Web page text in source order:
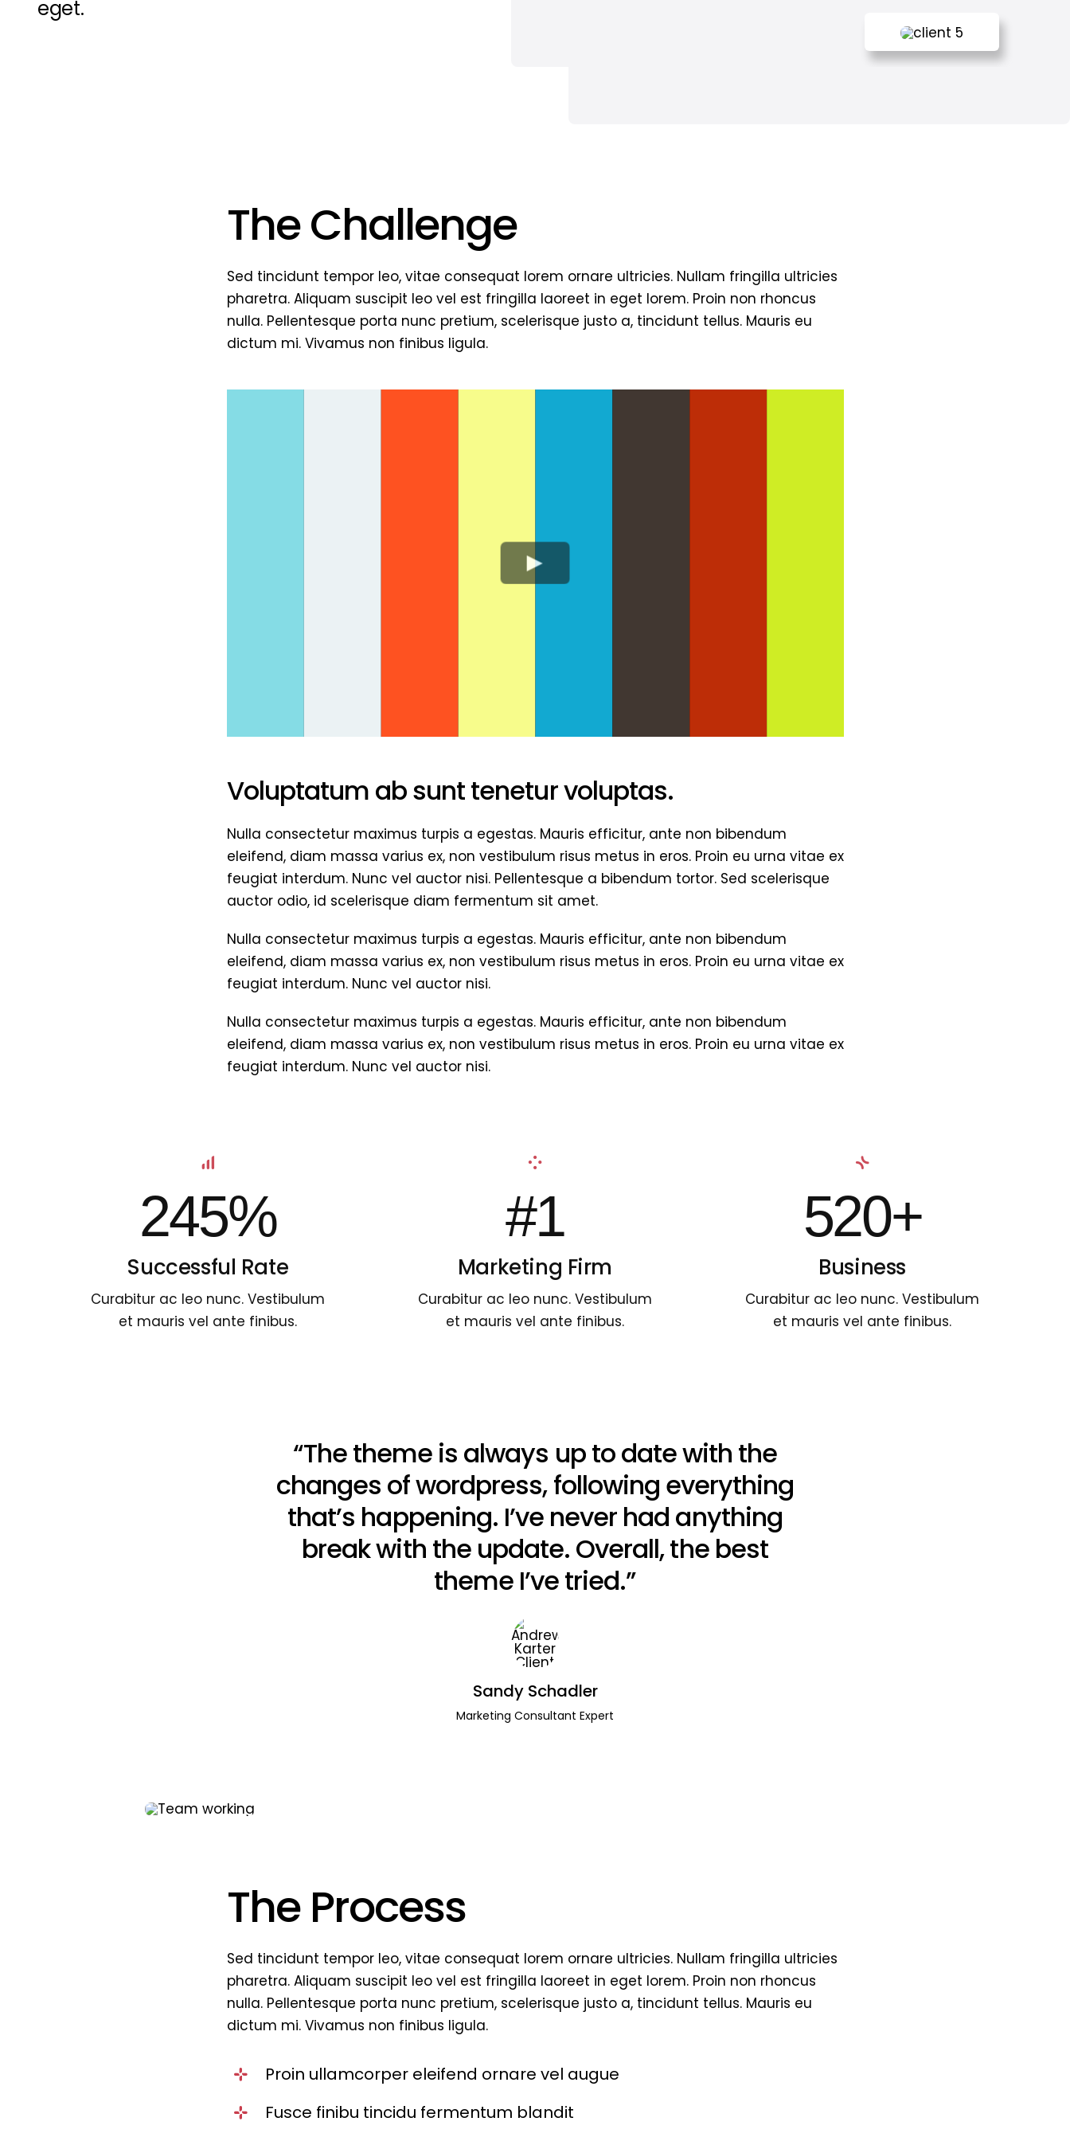
eget.
The Challenge
Sed tincidunt tempor leo, vitae consequat lorem ornare ultricies. Nullam fringilla ultricies
pharetra. Aliquam suscipit leo vel est fringilla laoreet in eget lorem. Proin non rhoncus
nulla. Pellentesque porta nunc pretium, scelerisque justo a, tincidunt tellus. Mauris eu
dictum mi. Vivamus non finibus ligula.
Voluptatum ab sunt tenetur voluptas.
Nulla consectetur maximus turpis a egestas. Mauris efficitur, ante non bibendum
eleifend, diam massa varius ex, non vestibulum risus metus in eros. Proin eu urna vitae ex
feugiat interdum. Nunc vel auctor nisi. Pellentesque a bibendum tortor. Sed scelerisque
auctor odio, id scelerisque diam fermentum sit amet.
Nulla consectetur maximus turpis a egestas. Mauris efficitur, ante non bibendum
eleifend, diam massa varius ex, non vestibulum risus metus in eros. Proin eu urna vitae ex
feugiat interdum. Nunc vel auctor nisi.
Nulla consectetur maximus turpis a egestas. Mauris efficitur, ante non bibendum
eleifend, diam massa varius ex, non vestibulum risus metus in eros. Proin eu urna vitae ex
feugiat interdum. Nunc vel auctor nisi.
245%
Successful Rate
Curabitur ac leo nunc. Vestibulum
et mauris vel ante finibus.
#1
Marketing Firm
Curabitur ac leo nunc. Vestibulum
et mauris vel ante finibus.
520+
Business
Curabitur ac leo nunc. Vestibulum
et mauris vel ante finibus.
“The theme is always up to date with the
changes of wordpress, following everything
that’s happening. I’ve never had anything
break with the update. Overall, the best
theme I’ve tried.”
Sandy Schadler
Marketing Consultant Expert
The Process
Sed tincidunt tempor leo, vitae consequat lorem ornare ultricies. Nullam fringilla ultricies
pharetra. Aliquam suscipit leo vel est fringilla laoreet in eget lorem. Proin non rhoncus
nulla. Pellentesque porta nunc pretium, scelerisque justo a, tincidunt tellus. Mauris eu
dictum mi. Vivamus non finibus ligula.
Proin ullamcorper eleifend ornare vel augue
Fusce finibu tincidu fermentum blandit